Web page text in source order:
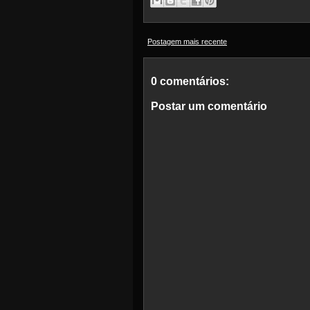
Postagem mais recente
0 comentários:
Postar um comentário